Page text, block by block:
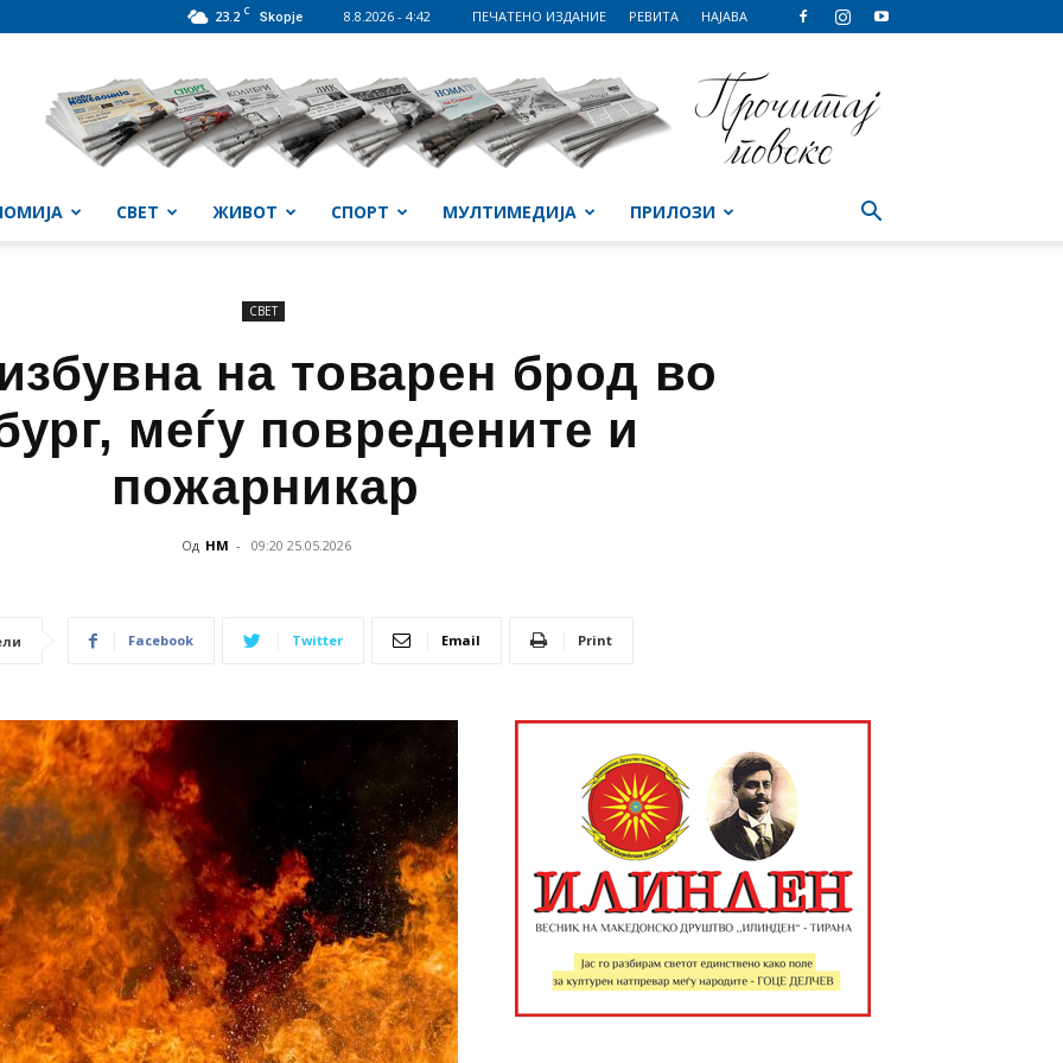
23.2 C Skopje 8.8.2026 - 4:42 ПЕЧАТЕНО ИЗДАНИЕ РЕВИТА НАЈАВА
СВЕТ ЖИВОТ СПОРТ МУЛТИМЕДИЈА ПРИЛОЗИ
СВЕТ
на товарен брод во
меѓу повредените и
пожарникар
Од НМ - 09:20 25.05.2026
Facebook Twitter Email Print